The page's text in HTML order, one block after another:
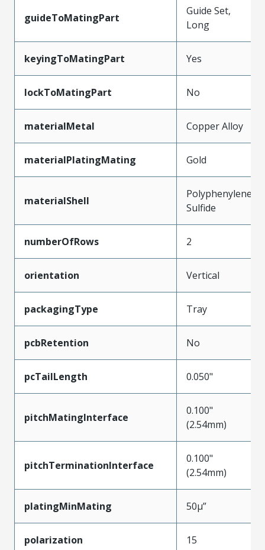
guideToMatingPart
Guide Set,
Long
keyingToMatingPart Yes
lockToMatingPart No
materialMetal Copper Alloy
materialPlatingMating Gold
materialShell
Polyphenylene
Sulfide
numberOfRows 2
orientation Vertical
packagingType Tray
pcbRetention No
pcTailLength 0.050"
pitchMatingInterface
0.100"
(2.54mm)
pitchTerminationInterface
0.100"
(2.54mm)
platingMinMating 50µ”
polarization 15